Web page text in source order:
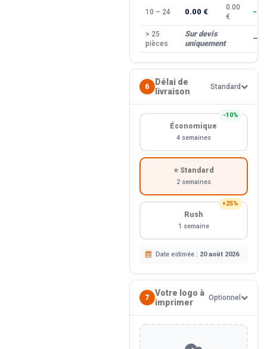
10 – 24 0.00 €
0.00
€
> 25
pièces
Sur devis
uniquement
—
6
Délai de
livraison
Standard
−10%
Économique
4 semaines
⭐ Standard
2 semaines
+25%
Rush
1 semaine
Date estimée : 20 août 2026
7
Votre logo à
imprimer
Optionnel